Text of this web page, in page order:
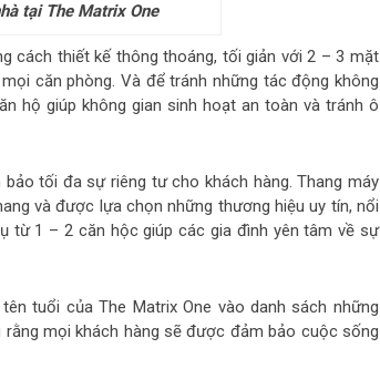
tại The Matrix One
cách thiết kế thông thoáng, tối giản với 2 – 3 mặt
căn phòng. Và để tránh những tác động không
hộ giúp không gian sinh hoạt an toàn và tránh ô
tối đa sự riêng tư cho khách hàng. Thang máy
và được lựa chọn những thương hiệu uy tín, nổi
từ 1 – 2 căn hộc giúp các gia đình yên tâm về sự
tuổi của The Matrix One vào danh sách những
mọi khách hàng sẽ được đảm bảo cuộc sống